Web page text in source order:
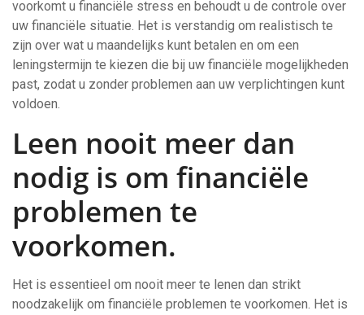
voorkomt u financiële stress en behoudt u de controle over
uw financiële situatie. Het is verstandig om realistisch te
zijn over wat u maandelijks kunt betalen en om een
leningstermijn te kiezen die bij uw financiële mogelijkheden
past, zodat u zonder problemen aan uw verplichtingen kunt
voldoen.
Leen nooit meer dan
nodig is om financiële
problemen te
voorkomen.
Het is essentieel om nooit meer te lenen dan strikt
noodzakelijk om financiële problemen te voorkomen. Het is